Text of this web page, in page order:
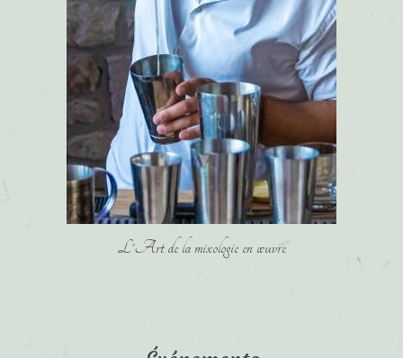
L'Art de la mixologie en œuvre